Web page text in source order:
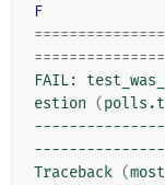
F
FAIL:
estion (
Traceback (